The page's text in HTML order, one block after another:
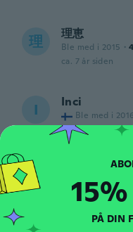
理 理恵
Ble med i 2015 ·
ca. 7 år siden
I Inci
Ble med i 2016
Nice,
was the
H Hammad
PÅ DIN